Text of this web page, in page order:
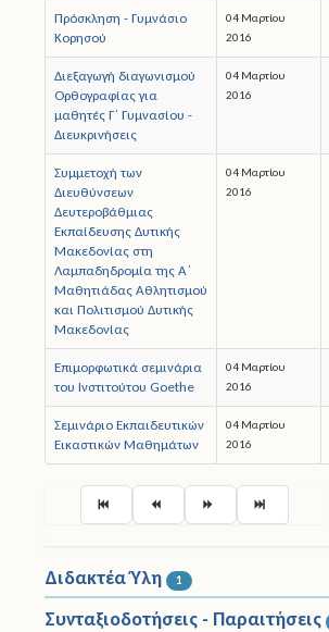
Πρόσκληση - Γυμνάσιο
Κορησού
04 Μαρτίου
2016
Διεξαγωγή διαγωνισμού
Ορθογραφίας για
μαθητές Γ΄ Γυμνασίου -
Διευκρινήσεις
04 Μαρτίου
2016
Συμμετοχή των
Διευθύνσεων
Δευτεροβάθμιας
Εκπαίδευσης Δυτικής
Μακεδονίας στη
Λαμπαδηδρομία της Α΄
Μαθητιάδας Αθλητισμού
και Πολιτισμού Δυτικής
Μακεδονίας
04 Μαρτίου
2016
Επιμορφωτικά σεμινάρια
του Ινστιτούτου Goethe
04 Μαρτίου
2016
Σεμινάριο Εκπαιδευτικών
Εικαστικών Μαθημάτων
04 Μαρτίου
2016
Διδακτέα Ύλη 1
Συνταξιοδοτήσεις - Παραιτήσεις